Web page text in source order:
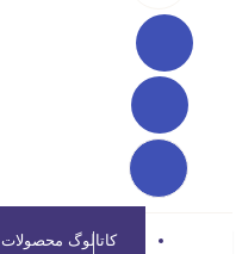
کاتالوگ محصولات